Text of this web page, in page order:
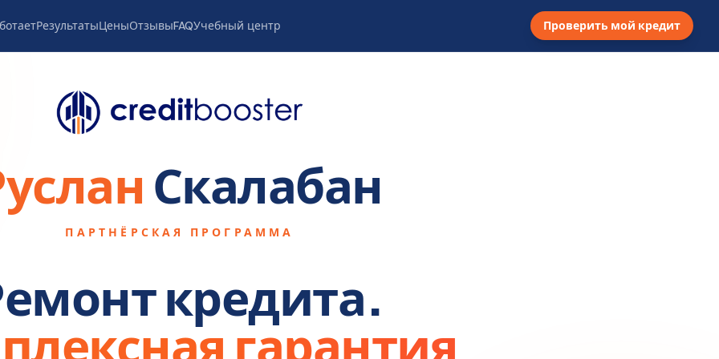
РезультатыЦеныОтзывыFAQУчебный центр Проверить мой кредит
Скалабан
ПАРТНЁРСКАЯ ПРОГРАММА
кредита.
гарантия